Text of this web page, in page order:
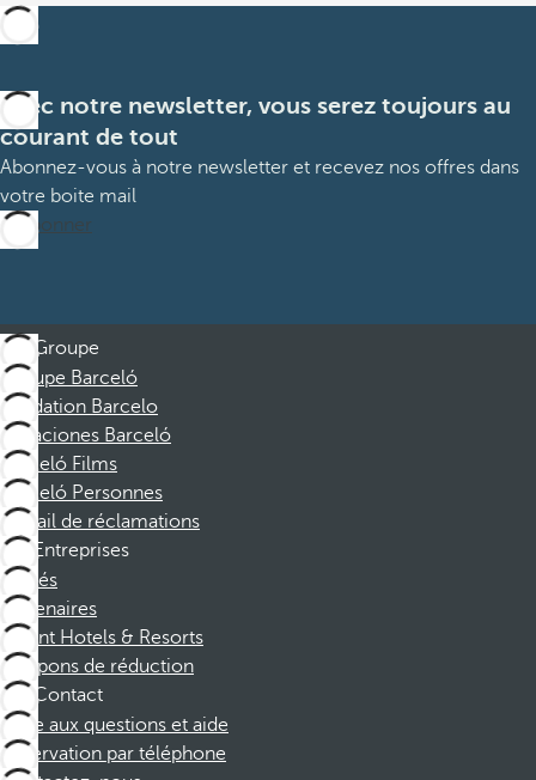
Avec notre newsletter, vous serez toujours au
courant de tout
Abonnez-vous à notre newsletter et recevez nos offres dans
votre boite mail
M’abonner
Groupe
Groupe Barceló
Fondation Barcelo
Vacaciones Barceló
Barceló Films
Barceló Personnes
Portail de réclamations
Entreprises
Affiliés
Partenaires
Dorint Hotels & Resorts
Coupons de réduction
Contact
Foire aux questions et aide
Réservation par téléphone